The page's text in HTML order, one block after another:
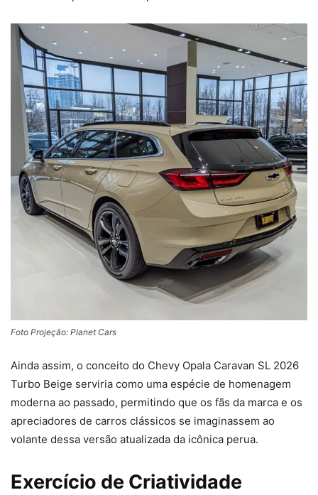
Foto Projeção: Planet Cars
Ainda assim, o conceito do Chevy Opala Caravan SL 2026
Turbo Beige serviria como uma espécie de homenagem
moderna ao passado, permitindo que os fãs da marca e os
apreciadores de carros clássicos se imaginassem ao
volante dessa versão atualizada da icônica perua.
Exercício de Criatividade